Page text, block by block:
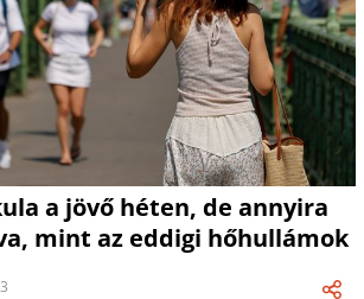
a jövő héten, de annyira
mint az eddigi hőhullámok